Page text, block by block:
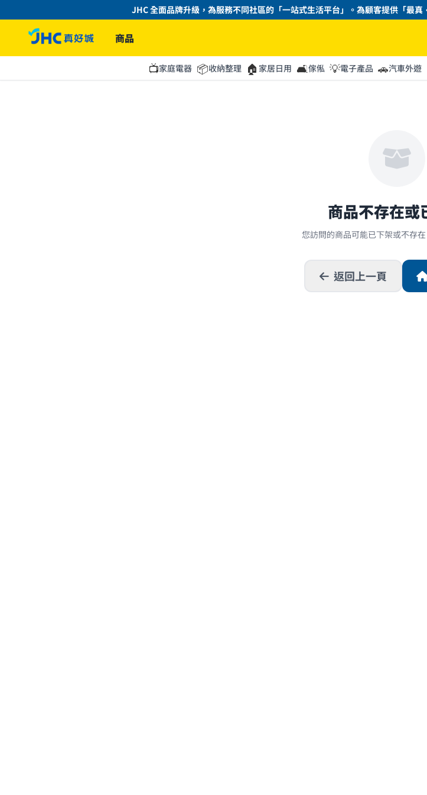
JHC 全面品牌升級，為服務不同社區的「一站式生活平台」。為顧客提供「最真・最
商品
📺家庭電器 📦收納整理 🏠 家居日用 🛋️傢俬 💡電子產品 🚗汽車外遊
商品不存在或
您訪問的商品可能已下架或不存
返回上一頁